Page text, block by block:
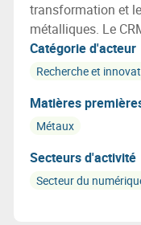
transformation et
métalliques. Le
développement de
Catégorie d'acteur
Recherche et
Matières
Métaux
Secteurs d'activité
Secteur du